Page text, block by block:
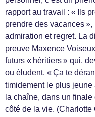
rapport au travail : « Ils
prendre des vacances
admiration et regret. La
preuve Maxence
futurs « héritiers » qui,
ou éludent. « Ça te
timidement le plus
la chaîne, dans un
côté de la vie. (Charlotte